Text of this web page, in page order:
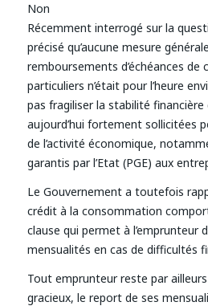
Non
Récemment interrogé sur la
précisé qu’aucune mesure
remboursements d’échéances de
particuliers n’était pour l’heure
pas fragiliser la stabilité
aujourd’hui fortement sollicitées
de l’activité économique,
garantis par l’Etat (PGE) aux
Le Gouvernement a toutefois
crédit à la consommation
clause qui permet à l’emprunteur
mensualités en cas de difficultés
Tout emprunteur reste par
gracieux, le report de ses